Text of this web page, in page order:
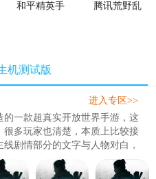
和平精英手
腾讯荒野乱
机测试版
一款超真实开放世界手游，这
多玩家也清楚，本质上比较接
剧情部分的文字与人物对白，
密密麻麻的文字堆砌非常影响
而会加速跳过文字部分的剧情
进入专区>>